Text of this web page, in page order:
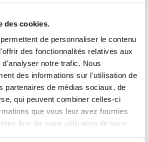
des cookies.
de personnaliser le contenu
des fonctionnalités relatives aux
notre trafic. Nous
des informations sur l'utilisation de
partenaires de médias sociaux, de
qui peuvent combiner celles-ci
que vous leur avez fournies
lors de votre utilisation de leurs